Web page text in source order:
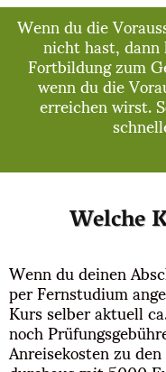
Wenn du die
nicht hast,
Fortbildung zum
wenn du die
erreichen wirst.
Welche
Wenn du deinen
per Fernstudium
Kurs selber aktuell
noch
Anreisekosten zu